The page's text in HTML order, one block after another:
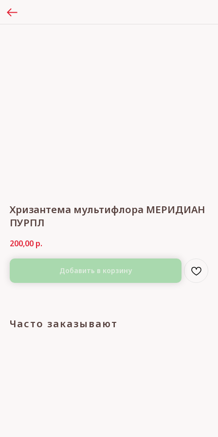
Хризантема мультифлора МЕРИДИАН
ПУРПЛ
200,00 р.
Добавить в корзину
Часто заказывают